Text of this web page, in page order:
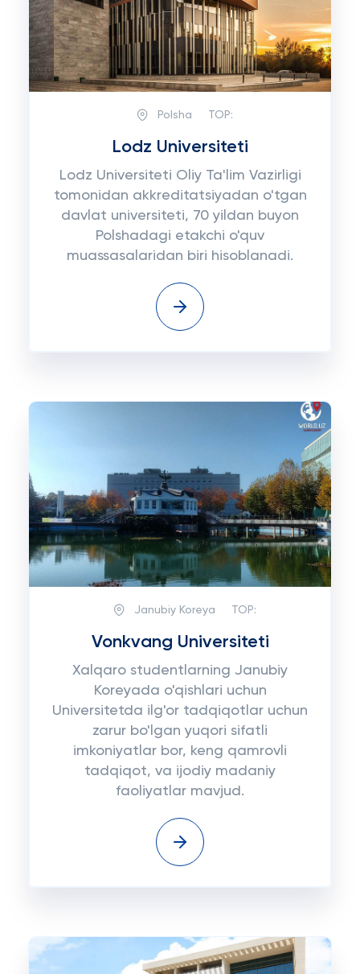
Polsha TOP:
Lodz Universiteti
Lodz Universiteti Oliy Ta'lim Vazirligi
tomonidan akkreditatsiyadan o'tgan
davlat universiteti, 70 yildan buyon
Polshadagi etakchi o'quv
muassasalaridan biri hisoblanadi.
Janubiy Koreya TOP:
Vonkvang Universiteti
Xalqaro studentlarning Janubiy
Koreyada o'qishlari uchun
Universitetda ilg'or tadqiqotlar uchun
zarur bo'lgan yuqori sifatli
imkoniyatlar bor, keng qamrovli
tadqiqot, va ijodiy madaniy
faoliyatlar mavjud.